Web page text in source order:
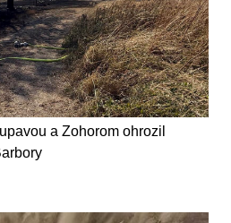
a Zohorom ohrozil